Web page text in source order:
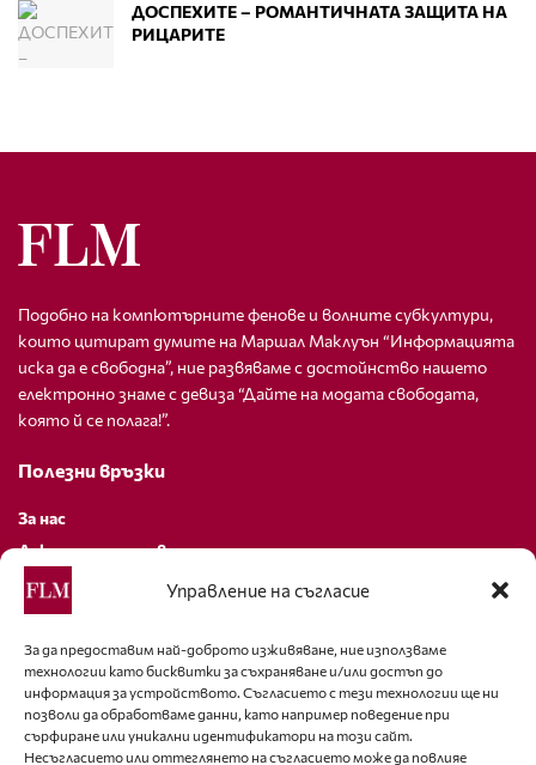
Управление на съгласие
За да предоставим най-доброто изживяване, ние използваме
технологии като бисквитки за съхраняване и/или достъп до
информация за устройството. Съгласието с тези технологии ще ни
позволи да обработваме данни, като например поведение при
сърфиране или уникални идентификатори на този сайт.
Несъгласието или оттеглянето на съгласието може да повлияе
ДОСПЕХИТЕ – РОМАНТИЧНАТА ЗАЩИТА НА
РИЦАРИТЕ
Подобно на компютърните фенове и волните субкултури,
които цитират думите на Маршал Маклуън “Информацията
иска да е свободна”, ние развяваме с достойнство нашето
електронно знаме с девиза “Дайте на модата свободата,
която й се полага!”.
Полезни връзки
За нас
Декларация за поверителност
Политика за бисквитки
За контакти
editor@fashion-lifestyle.net
+359 88 227 33 47